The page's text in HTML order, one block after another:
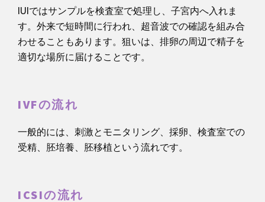
IUIではサンプルを検査室で処理し、子宮内へ入れま
す。外来で短時間に行われ、超音波での確認を組み合
わせることもあります。狙いは、排卵の周辺で精子を
適切な場所に届けることです。
IVFの流れ
一般的には、刺激とモニタリング、採卵、検査室での
受精、胚培養、胚移植という流れです。
ICSIの流れ